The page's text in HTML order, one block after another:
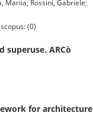
Mariia; Rossini, Gabriele;
(0)
superuse. ARCò
for architecture